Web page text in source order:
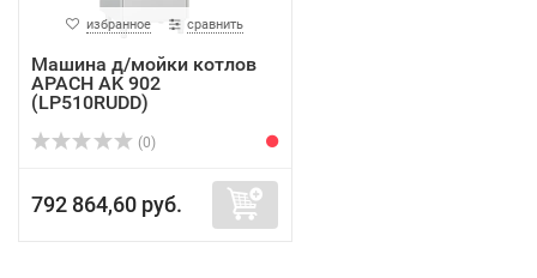
избранное сравнить
Машина д/мойки котлов
APACH AK 902
(LP510RUDD)
(0)
792 864,60 руб.